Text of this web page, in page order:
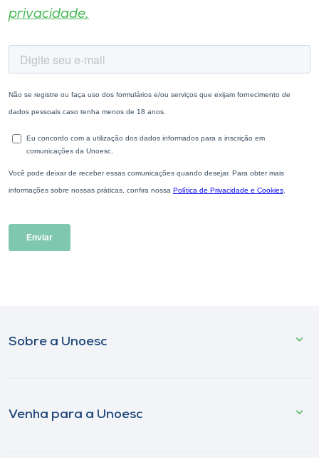
privacidade.
Sobre a Unoesc
Venha para a Unoesc